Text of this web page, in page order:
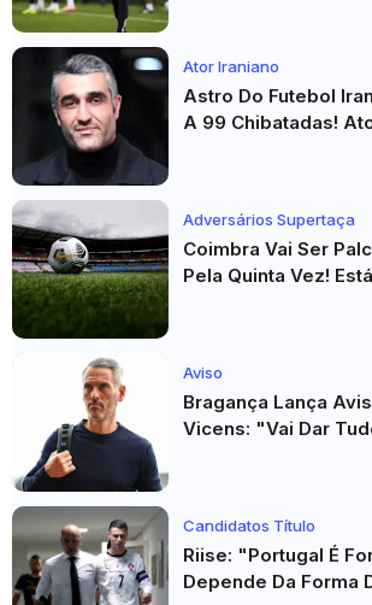
Ator Iraniano
Astro Do Futebol
A 99 Chibatadas!
Adversários Supertaça
Coimbra Vai Ser
Pela Quinta Vez!
Aviso
Bragança Lança
Vicens: "Vai Dar
Candidatos Título
Riise: "Portugal É
Depende Da Forma